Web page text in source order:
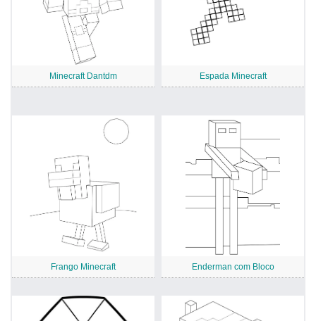
Minecraft Dantdm Espada Minecraft
Frango Minecraft Enderman com Bloco